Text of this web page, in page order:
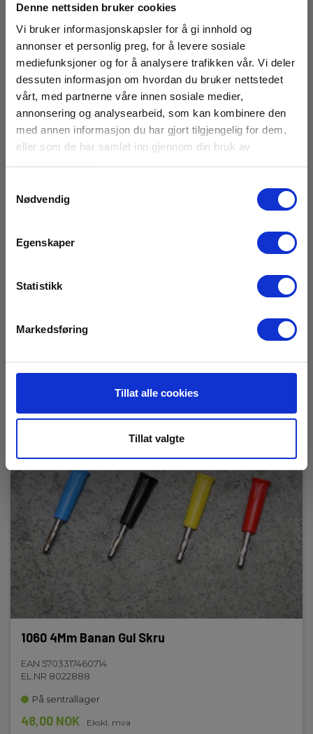
Denne nettsiden bruker cookies
Vi bruker informasjonskapsler for å gi innhold og
annonser et personlig preg, for å levere sosiale
mediefunksjoner og for å analysere trafikken vår. Vi deler
dessuten informasjon om hvordan du bruker nettstedet
vårt, med partnerne våre innen sosiale medier,
annonsering og analysearbeid, som kan kombinere den
med annen informasjon du har gjort tilgjengelig for dem,
eller som de har samlet inn gjennom din bruk av
Nødvendig
Egenskaper
Statistikk
Markedsføring
Tillat alle cookies
Tillat valgte
1060 4Mm Banan Blå Skru
EL.NR 8024322
48,00 NOK
1060 4Mm Banan Gul Skru
EAN 5703317460714
EL.NR 8022888
På sentrallager
48,00 NOK Ekskl. mva